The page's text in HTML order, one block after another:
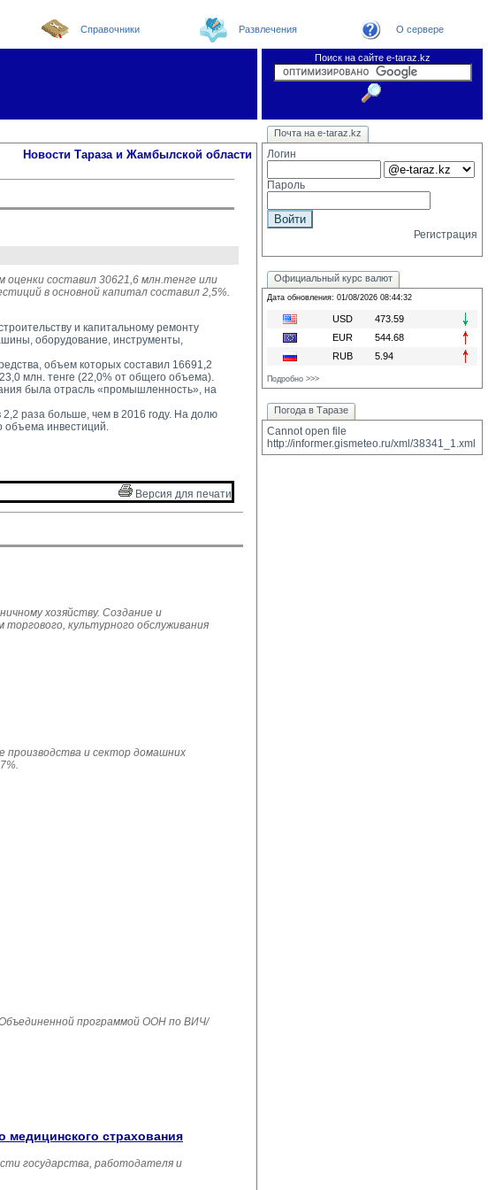
Справочники Развлечения О сервере
Поиск на сайте e-taraz.kz
Новости Погода в Таразе
Телефоный справочник
Видеоконференция
Новости e-taraz
Новости Тараза и Жамбылской области
оценки составил 30621,6 млн.тенге или
в основной капитал составил 2,5%.
и капитальному ремонту
оборудование, инструменты,
объем которых составил 16691,2
млн. тенге (22,0% от общего объема).
была отрасль «промышленность», на
раза больше, чем в 2016 году. На долю
объема инвестиций.
Версия для печати
хозяйству. Создание и
культурного обслуживания
производства и сектор домашних
Объединенной программой ООН по ВИЧ/
медицинского страхования
государства, работодателя и
Почта на e-taraz.kz
Логин
Пароль
Регистрация
Официальный курс валют
Дата обновления: 01/08/2026 08:44:32
USD
473.59
EUR
544.68
RUB
5.94
Подробно >>>
Погода в Таразе
Cannot open file
http://informer.gismeteo.ru/xml/38341_1.xml